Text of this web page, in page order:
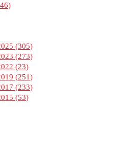
46
305
273
23
251
233
53